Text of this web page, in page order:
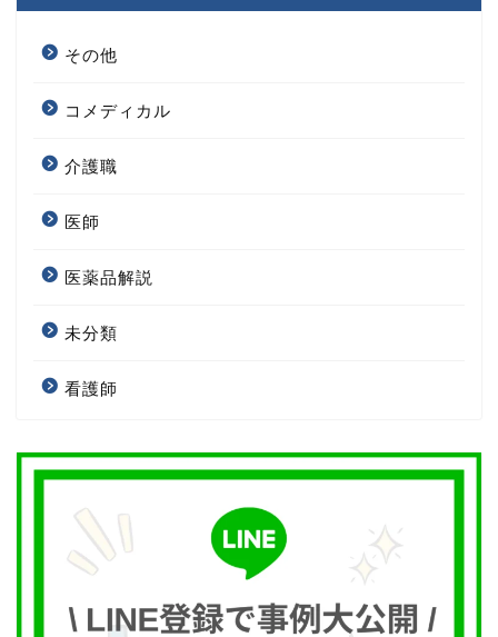
その他
コメディカル
介護職
医師
医薬品解説
未分類
看護師